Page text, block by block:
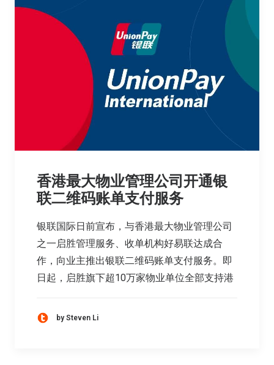
香港最大物业管理公司开通银
联二维码账单支付服务
银联国际日前宣布，与香港最大物业管理公司
之一启胜管理服务、收单机构好易联达成合
作，向业主推出银联二维码账单支付服务。即
日起，启胜旗下超10万家物业单位全部支持港
by Steven Li